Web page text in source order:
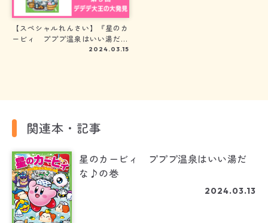
【スペシャルれんさい】『星のカ
ービィ プププ温泉はいい湯だな
♪の巻』第５回 デデデ大王の大
2024.03.15
関連本・記事
星のカービィ プププ温泉はいい湯だ
な♪の巻
2024.03.13